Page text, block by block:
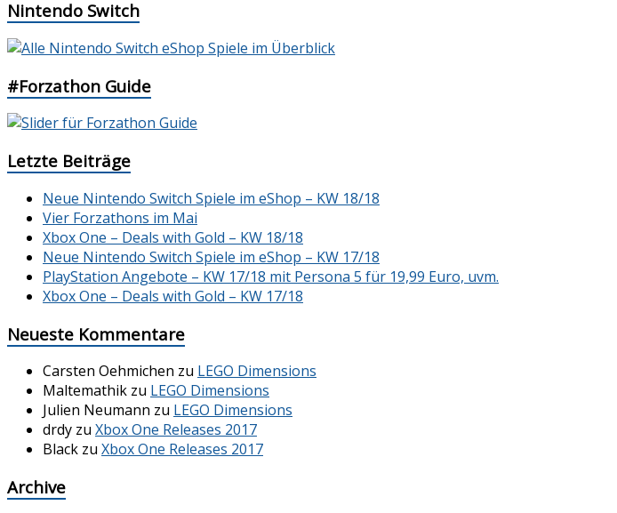
Nintendo Switch
#Forzathon Guide
Letzte Beiträge
Neue Nintendo Switch Spiele im eShop – KW 18/18
Vier Forzathons im Mai
Xbox One – Deals with Gold – KW 18/18
Neue Nintendo Switch Spiele im eShop – KW 17/18
PlayStation Angebote – KW 17/18 mit Persona 5 für 19,99 Euro, uvm.
Xbox One – Deals with Gold – KW 17/18
Neueste Kommentare
Carsten Oehmichen zu LEGO Dimensions
Maltemathik zu LEGO Dimensions
Julien Neumann zu LEGO Dimensions
drdy zu Xbox One Releases 2017
Black zu Xbox One Releases 2017
Archive